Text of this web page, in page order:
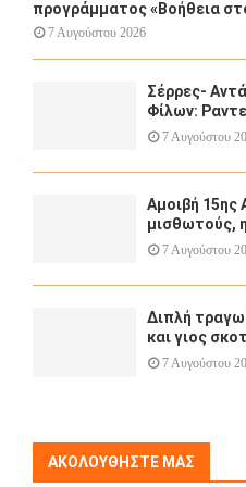
προγράμματος «Βοήθεια
7 Αυγούστου 2026
Σέρρες-
Φίλων:
7 Αυγούστου
Αμοιβή 15ης
μισθωτούς,
7 Αυγούστου
Διπλή
και γιος
7 Αυγούστου
ΑΚΟΛΟΥΘΉΣΤΕ ΜΑΣ